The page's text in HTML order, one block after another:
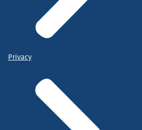
Privacy